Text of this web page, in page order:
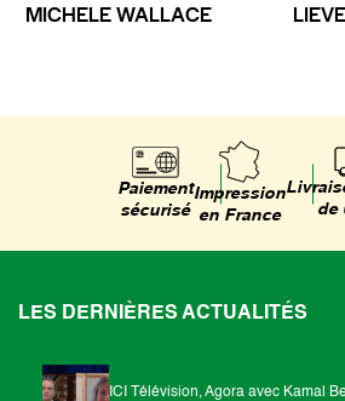
MICHELE WALLACE
Paiement
sécurisé
Impression
en France
de
LES DERNIÈRES ACTUALITÉS
ICI Télévision, Agora avec Kamal